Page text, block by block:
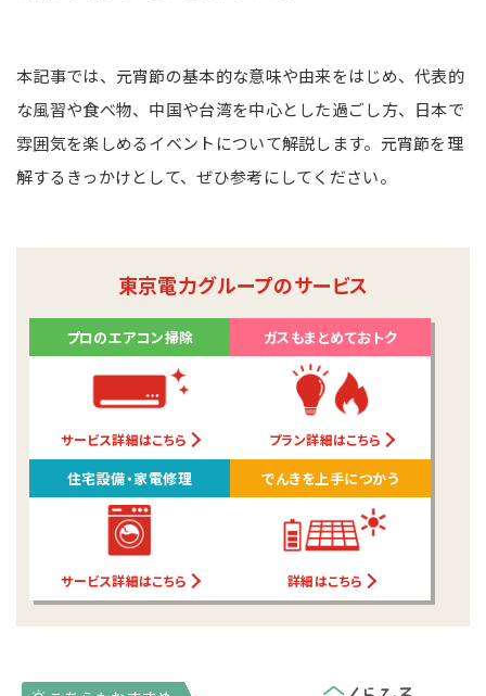
本記事では、元宵節の基本的な意味や由来をはじめ、代表的
な風習や食べ物、中国や台湾を中心とした過ごし方、日本で
雰囲気を楽しめるイベントについて解説します。元宵節を理
解するきっかけとして、ぜひ参考にしてください。
東京電力グループのサービス
プロのエアコン掃除
サービス詳細はこちら
ガスもまとめておトク
プラン詳細はこちら
住宅設備・家電修理
サービス詳細はこちら
でんきを上手につかう
詳細はこちら